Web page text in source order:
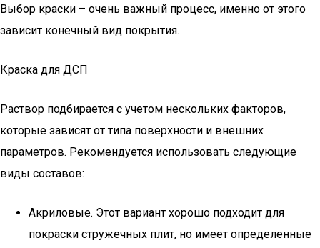
Выбор краски – очень важный процесс, именно от этого
зависит конечный вид покрытия.
Краска для ДСП
Раствор подбирается с учетом нескольких факторов,
которые зависят от типа поверхности и внешних
параметров. Рекомендуется использовать следующие
виды составов:
Акриловые. Этот вариант хорошо подходит для
покраски стружечных плит, но имеет определенные